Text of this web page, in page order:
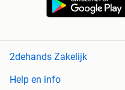
2dehands Zakelijk
Help en info